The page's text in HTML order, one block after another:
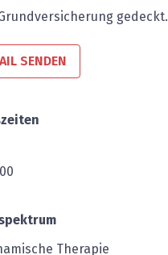
gedeckt.
SENDEN
Therapie